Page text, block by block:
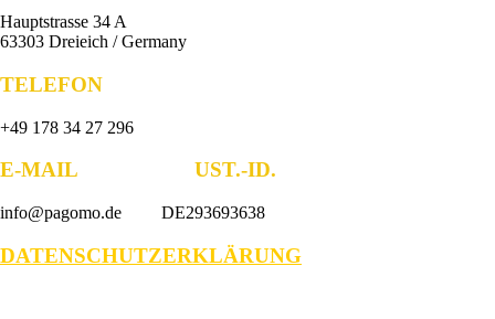
Hauptstrasse 34 A
63303 Dreieich / Germany
TELEFON
+49 178 34 27 296
E-MAIL UST.-ID.
info@pagomo.de DE293693638
DATENSCHUTZERKLÄRUNG